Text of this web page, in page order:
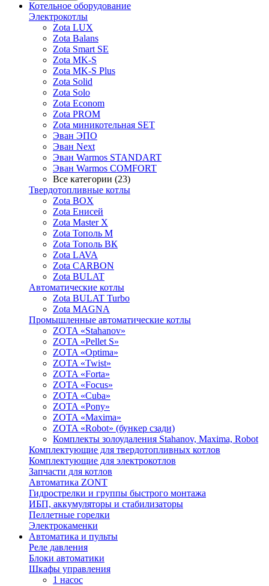
Котельное оборудование
Электрокотлы
Zota LUX
Zota Balans
Zota Smart SE
Zota MK-S
Zota MK-S Plus
Zota Solid
Zota Solo
Zota Econom
Zota PROM
Zota миникотельная SET
Эван ЭПО
Эван Next
Эван Warmos STANDART
Эван Warmos COMFORT
Все категории (23)
Твердотопливные котлы
Zota BOX
Zota Енисей
Zota Master X
Zota Тополь М
Zota Тополь ВК
Zota LAVA
Zota CARBON
Zota BULAT
Автоматические котлы
Zota BULAT Turbo
Zota MAGNA
Промышленные автоматические котлы
ZOTA «Stahanov»
ZOTA «Pellet S»
ZOTA «Optima»
ZOTA «Twist»
ZOTA «Forta»
ZOTA «Focus»
ZOTA «Cuba»
ZOTA «Pony»
ZOTA «Maxima»
ZOTA «Robot» (бункер сзади)
Комплекты золоудаления Stahanov, Maxima, Robot
Комплектующие для твердотопливных котлов
Комплектующие для электрокотлов
Запчасти для котлов
Автоматика ZONT
Гидрострелки и группы быстрого монтажа
ИБП, аккумуляторы и стабилизаторы
Пеллетные горелки
Электрокаменки
Автоматика и пульты
Реле давления
Блоки автоматики
Шкафы управления
1 насос